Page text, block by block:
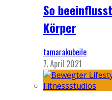
So
Körper
tamarakubeile
7. April 2021